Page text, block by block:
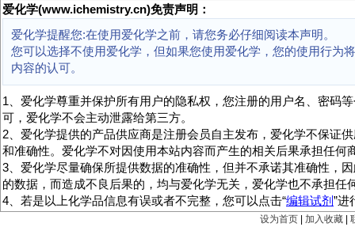
爱化学(www.ichemistry.cn)免责声明：
爱化学提醒您:在使用爱化学之前，请您务必仔细阅读本声明。
您可以选择不使用爱化学，但如果您使用爱化学，您的使用行为
内容的认可。
1、爱化学尊重并保护所有用户的隐私权，您注册的用户名、密码
可，爱化学不会主动泄露给第三方。
2、爱化学提供的产品供应商是注册会员自主发布，爱化学不保证
和准确性。爱化学不对因使用本站内容而产生的相关后果承担任何
3、爱化学尽量确保所提供数据的准确性，但并不承诺其准确性，
的数据，而造成不良后果的，均与爱化学无关，爱化学也不承担任
4、若是以上化学品信息有误或者不完整，您可以点击“编辑试剂”进
设为首页 加入收藏